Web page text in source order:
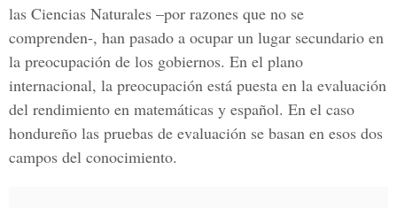
las Ciencias Naturales –por razones que no se
comprenden-, han pasado a ocupar un lugar secundario en
la preocupación de los gobiernos. En el plano
internacional, la preocupación está puesta en la evaluación
del rendimiento en matemáticas y español. En el caso
hondureño las pruebas de evaluación se basan en esos dos
campos del conocimiento.